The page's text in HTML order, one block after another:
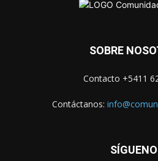
SOBRE
Contacto +5411
Contáctanos: